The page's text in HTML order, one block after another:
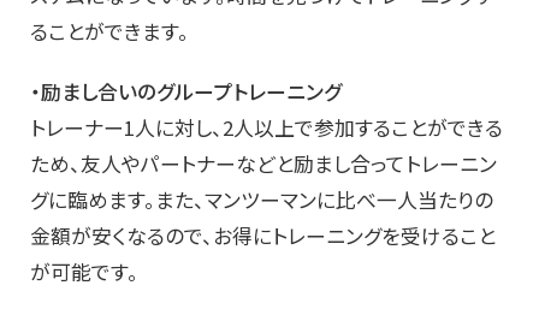
ることができます。
・励まし合いのグループトレーニング
トレーナー1人に対し、2人以上で参加することができる
ため、友人やパートナーなどと励まし合ってトレーニン
グに臨めます。また、マンツーマンに比べ一人当たりの
金額が安くなるので、お得にトレーニングを受けること
が可能です。